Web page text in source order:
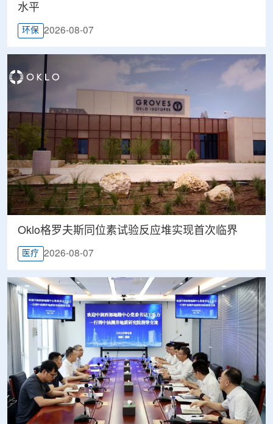
水平
环保 2026-08-07
Oklo格罗夫斯同位素试验反应堆实现首次临界
医疗 2026-08-07